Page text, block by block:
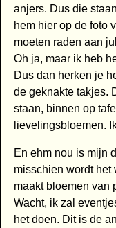
anjers. Dus die
hem hier op de foto
moeten raden aan
Oh ja, maar ik heb
Dus dan herken je
de geknakte takjes.
staan, binnen op
lievelingsbloemen.
En ehm nou is mijn
misschien wordt het
maakt bloemen van
Wacht, ik zal
het doen. Dit is de